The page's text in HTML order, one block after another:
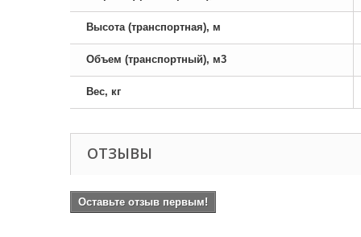
Высота (транспортная), м
Объем (транспортный), м3
Вес, кг
ОТЗЫВЫ
Оставьте отзыв первым!